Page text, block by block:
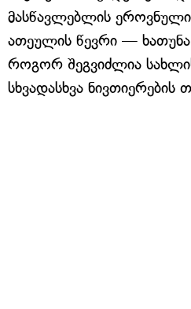
მასწავლებლის
ათეულის წევრი — ხათუნა
როგორ შეგვიძლია
სხვადასხვა ნივთიერების